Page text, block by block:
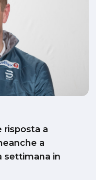
risposta a
a
settimana in